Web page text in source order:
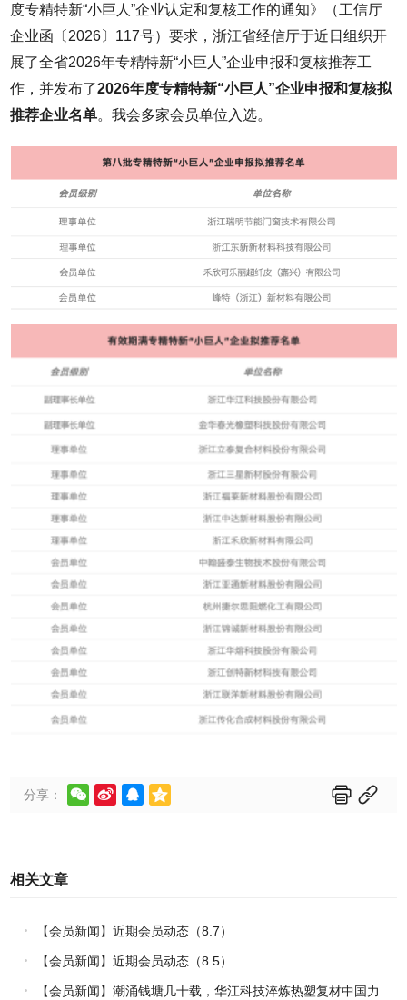
度专精特新“小巨人”企业认定和复核工作的通知》（工信厅
企业函〔2026〕117号）要求，浙江省经信厅于近日组织开
展了全省2026年专精特新“小巨人”企业申报和复核推荐工
作，并发布了2026年度专精特新“小巨人”企业申报和复核拟
推荐企业名单。我会多家会员单位入选。
分享：      
相关文章
【会员新闻】近期会员动态（8.7）
【会员新闻】近期会员动态（8.5）
【会员新闻】潮涌钱塘几十载，华江科技淬炼热塑复材中国力